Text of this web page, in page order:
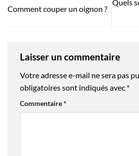
Comment couper un oignon ?
Quels
Laisser un commentaire
Votre adresse e-mail ne sera pas
obligatoires sont indiqués avec *
Commentaire*